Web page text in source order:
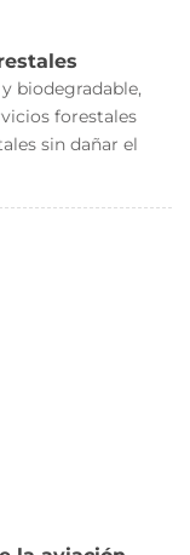
biodegradable,
forestales
sin dañar el